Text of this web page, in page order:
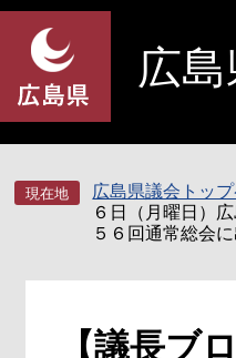
ペ
先
頭
す
メ
を
飛
し
広
広島県議会トッ
６日（月曜日）
５６回通常総会
【議長ブ